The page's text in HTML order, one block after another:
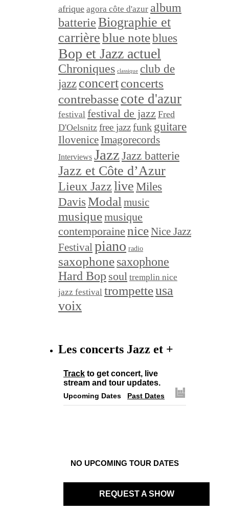
afrique agora côte d'azur album
batterieBiographie et
carrièreblue noteblues
Bop et Jazz actuel
Chroniques classique club de
jazz concertconcerts
contrebassecote d'azur
festival festival de jazz Fred
D'Oelsnitz free jazzfunk guitare
Ilovenice Imagorecords
Interviews Jazz Jazz batterie
Jazz et Côte d’Azur
Lieux Jazzlive Miles
Davis Modal music
musiquemusique
contemporaine niceNice Jazz
Festivalpiano radio
saxophonesaxophone
Hard Bop soul tremplin nice
jazz festival trompetteusa
voix
Les concerts Jazz et +
Track to get concert, live
stream and tour updates.
Upcoming Dates Past Dates
NO UPCOMING TOUR DATES
REQUEST A SHOW